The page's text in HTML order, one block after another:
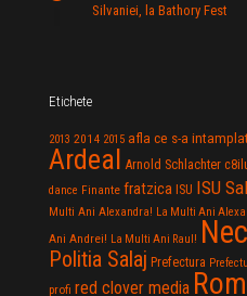
Silvaniei, la Bathory Fest
Etichete
2013 2014 2015 afla ce s-a intamplat
Ardeal Arnold Schlachter
dance Finante fratzica ISU ISU
Multi Ani Alexandra! La Multi Ani
Ani Andrei! La Multi Ani Raul!
Politia Salaj Prefectura
profi red clover media